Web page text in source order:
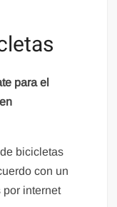
para el
bicicletas
con un
por internet